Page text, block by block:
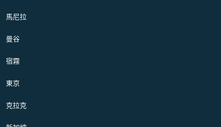
馬尼拉
曼谷
宿霧
東京
克拉克